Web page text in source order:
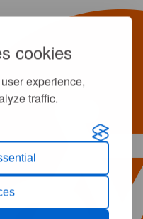
cookies
experience,
traffic.